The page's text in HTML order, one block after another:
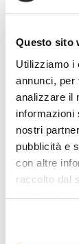
Questo sito
Utilizziamo i
annunci, per
analizzare il
informazioni
nostri
pubblicità e
con altre
raccolto dal
nostri
Il
07/07/